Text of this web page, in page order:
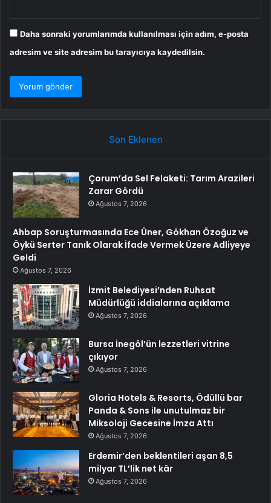
Daha sonraki yorumlarımda kullanılması için adım, e-posta
adresim ve site adresim bu tarayıcıya kaydedilsin.
Son Eklenen
Çorum’da Sel Felaketi: Tarım Arazileri
Zarar Gördü
Ağustos 7, 2026
Ahbap Soruşturmasında Ece Üner, Gökhan Özoğuz ve
Öykü Serter Tanık Olarak İfade Vermek Üzere Adliyeye
Geldi
Ağustos 7, 2026
İzmit Belediyesi’nden Ruhsat
Müdürlüğü iddialarına açıklama
Ağustos 7, 2026
Bursa İnegöl’ün lezzetleri vitrine
çıkıyor
Ağustos 7, 2026
Gloria Hotels & Resorts, Ödüllü bar
Panda & Sons ile unutulmaz bir
Miksoloji Gecesine İmza Attı
Ağustos 7, 2026
Erdemir’den beklentileri aşan 8,5
milyar TL’lik net kâr
Ağustos 7, 2026